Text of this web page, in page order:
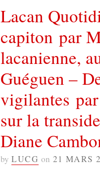
Lacan
capiton par
lacanienne,
Guéguen –
vigilantes
sur la
Diane
by LUCG on 21 MARS